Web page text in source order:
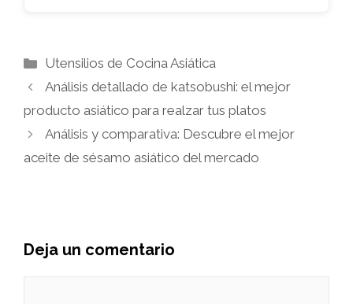
Categorías
Utensilios de Cocina Asiática
Análisis detallado de katsobushi: el mejor
producto asiático para realzar tus platos
Análisis y comparativa: Descubre el mejor
aceite de sésamo asiático del mercado
Deja un comentario